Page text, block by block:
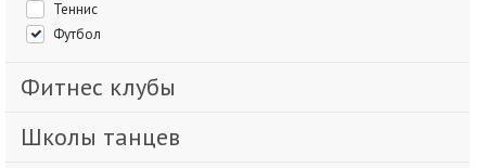
Теннис
Футбол
Фитнес клубы
Школы танцев